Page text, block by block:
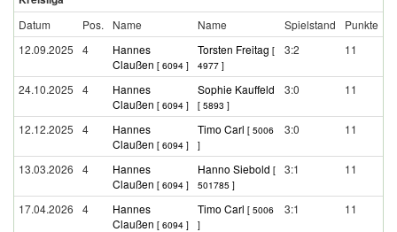
Datum Pos. Name Name Spielstand
Punkte
12.09.2025
4
Hannes
Claußen [ 6094 ]
Torsten Freitag [
4977 ]
3:2 11
24.10.2025 4
Hannes
Claußen [ 6094 ]
Sophie Kauffeld
[ 5893 ]
3:0 11
12.12.2025 4
Hannes
Claußen [ 6094 ]
Timo Carl [ 5006
]
3:0 11
13.03.2026 4
Hannes
Claußen [ 6094 ]
Hanno Siebold [
501785 ]
3:1 11
17.04.2026 4
Hannes
Claußen [ 6094 ]
Timo Carl [ 5006
]
3:1 11